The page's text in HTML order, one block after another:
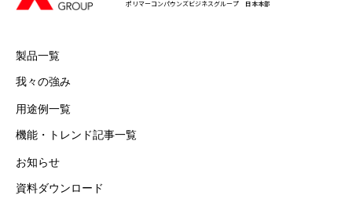
ポリマーコンパウンズビジネスグループ 日本本部
製品一覧
我々の強み
用途例一覧
機能・トレンド記事一覧
お知らせ
資料ダウンロード